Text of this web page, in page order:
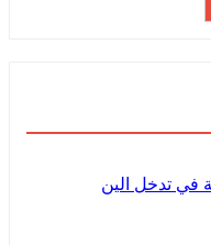
في تدخل الين